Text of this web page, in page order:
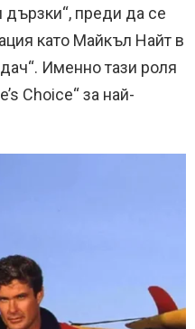
преди да се
като Майкъл Найт в
Именно тази роля
Choice“ за най-